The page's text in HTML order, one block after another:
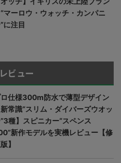
“マーロウ・ウォッチ・カンパニ
に注目
ビュー
仕様300m防水で薄型デザイン
新常識“スリム・ダイバーズウオッ
種】スピニカー“スペンス
新作モデルを実機レビュー【修
】